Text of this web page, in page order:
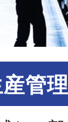
管理